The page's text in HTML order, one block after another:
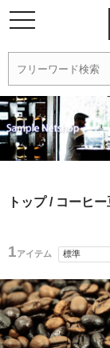
トップ/ コーヒー
1アイテム